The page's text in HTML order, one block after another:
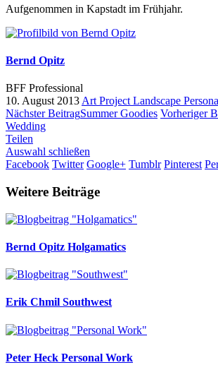
Aufgenommen in Kapstadt im Frühjahr.
Bernd Opitz
BFF Professional
10. August 2013 Art Project Landscape
Nächster BeitragSummer Goodies Vorheriger
Wedding
Teilen
Auswahl schließen
Facebook Twitter Google+ Tumblr Pinterest
Weitere Beiträge
Bernd Opitz Holgamatics
Erik Chmil Southwest
Peter Heck Personal Work